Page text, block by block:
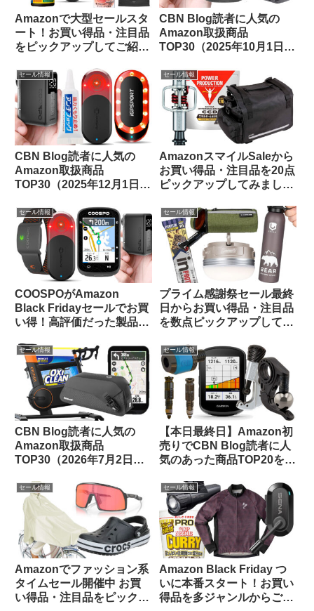
Amazonで大型セールスタ
ート！お買い得品・注目品
をピックアップしてご紹介
CBN Blog読者に人気の
Amazon取扱商品
TOP30（2025年10月1日
セール情報
CBN Blog読者に人気の
Amazon取扱商品
TOP30（2025年12月1日
セール情報
AmazonスマイルSaleから
お買い得品・注目品を20点
ピックアップしてみました
品】
セール情報
COOSPOがAmazon
Black Fridayセールでお買
い得！高評価だった製品を
Blog限定クーポン情報あ
り】
セール情報
プライム感謝祭セール最終
日からお買い得品・注目品
を数点ピックアップしてみ
セール情報
CBN Blog読者に人気の
Amazon取扱商品
TOP30（2026年7月2日
セール情報
【本日最終日】Amazon初
売りでCBN Blog読者に人
気のあった商品TOP20をご
セール情報
Amazonでファッション系
タイムセール開催中 お買
い得品・注目品をピックア
セール情報
Amazon Black Friday つ
いに本番スタート！お買い
得品を多ジャンルからご紹